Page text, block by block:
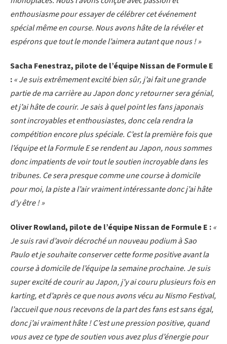
enthousiasme pour essayer de célébrer cet événement
spécial même en course. Nous avons hâte de la révéler et
espérons que tout le monde l’aimera autant que nous ! »
Sacha Fenestraz, pilote de l’équipe Nissan de Formule E
:« Je suis extrêmement excité bien sûr, j’ai fait une grande
partie de ma carrière au Japon donc y retourner sera génial,
et j’ai hâte de courir. Je sais à quel point les fans japonais
sont incroyables et enthousiastes, donc cela rendra la
compétition encore plus spéciale. C’est la première fois que
l’équipe et la Formule E se rendent au Japon, nous sommes
donc impatients de voir tout le soutien incroyable dans les
tribunes. Ce sera presque comme une course à domicile
pour moi, la piste a l’air vraiment intéressante donc j’ai hâte
d’y être ! »
Oliver Rowland, pilote de l’équipe Nissan de Formule E :«
Je suis ravi d’avoir décroché un nouveau podium à Sao
Paulo et je souhaite conserver cette forme positive avant la
course à domicile de l’équipe la semaine prochaine. Je suis
super excité de courir au Japon, j’y ai couru plusieurs fois en
karting, et d’après ce que nous avons vécu au Nismo Festival,
l’accueil que nous recevons de la part des fans est sans égal,
donc j’ai vraiment hâte ! C’est une pression positive, quand
vous avez ce type de soutien vous avez plus d’énergie pour